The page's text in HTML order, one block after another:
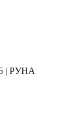
| РУНА